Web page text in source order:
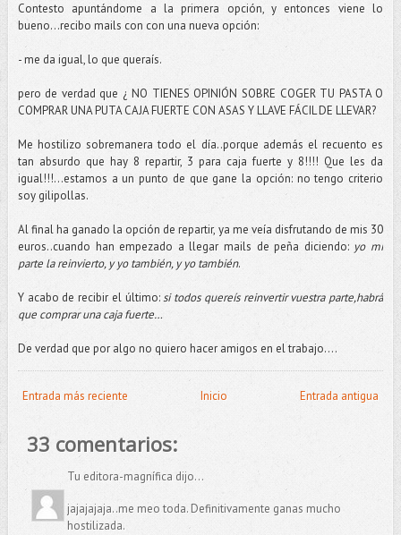
Contesto apuntándome a la primera opción, y entonces viene lo
bueno…recibo mails con con una nueva opción:
- me da igual, lo que queraís.
pero de verdad que ¿ NO TIENES OPINIÓN SOBRE COGER TU PASTA O
COMPRAR UNA PUTA CAJA FUERTE CON ASAS Y LLAVE FÁCIL DE LLEVAR?
Me hostilizo sobremanera todo el día..porque además el recuento es
tan absurdo que hay 8 repartir, 3 para caja fuerte y 8!!!! Que les da
igual!!!...estamos a un punto de que gane la opción: no tengo criterio
soy gilipollas.
Al final ha ganado la opción de repartir, ya me veía disfrutando de mis 30
euros..cuando han empezado a llegar mails de peña diciendo: yo mi
parte la reinvierto, y yo también, y yo también.
Y acabo de recibir el último:si todos quereís reinvertir vuestra parte,habrá
que comprar una caja fuerte…
De verdad que por algo no quiero hacer amigos en el trabajo….
Entrada más reciente Entrada antigua
Inicio
33 comentarios:
Tu editora-magnífica dijo...
jajajajaja..me meo toda. Definitivamente ganas mucho
hostilizada.